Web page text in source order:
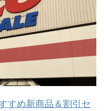
すめ新商品＆割引セ